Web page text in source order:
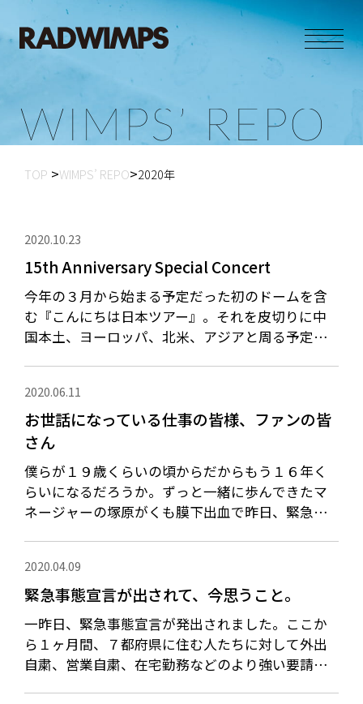
W M PS’ RE PO
TOP WIMPS’ REPO 2020年
2020.10.23
15th Anniversary Special Concert
今年の３月から始まる予定だった初のドームを含
む『こんにちは日本ツアー』。それを皮切りに中
国本土、ヨーロッパ、北米、アジアと周る予定だ
2020.06.11
お世話になっている仕事の皆様、ファンの皆
さん
僕らが１９歳くらいの頃からだからもう１６年く
らいになるだろうか。ずっと一緒に歩んできたマ
ネージャーの塚原がくも膜下出血で昨日、緊急手
2020.04.09
緊急事態宣言が出されて、今思うこと。
一昨日、緊急事態宣言が発出されました。ここか
ら１ヶ月間、７都府県に住む人たちに対して外出
自粛、営業自粛、在宅勤務などのより強い要請が